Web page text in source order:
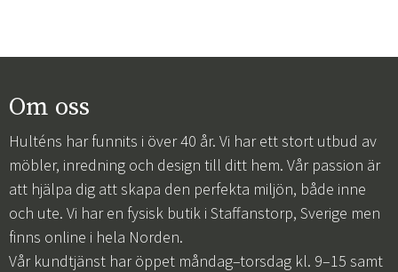
Om oss
Hulténs har funnits i över 40 år. Vi har ett stort utbud av
möbler, inredning och design till ditt hem. Vår passion är
att hjälpa dig att skapa den perfekta miljön, både inne
och ute. Vi har en fysisk butik i Staffanstorp, Sverige men
finns online i hela Norden.
Vår kundtjänst har öppet måndag–torsdag kl. 9–15 samt